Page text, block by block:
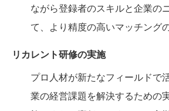
ながら登録者のスキルと企業の
て、より精度の高いマッチング
リカレント研修の実施
プロ人材が新たなフィールドで
業の経営課題を解決するための